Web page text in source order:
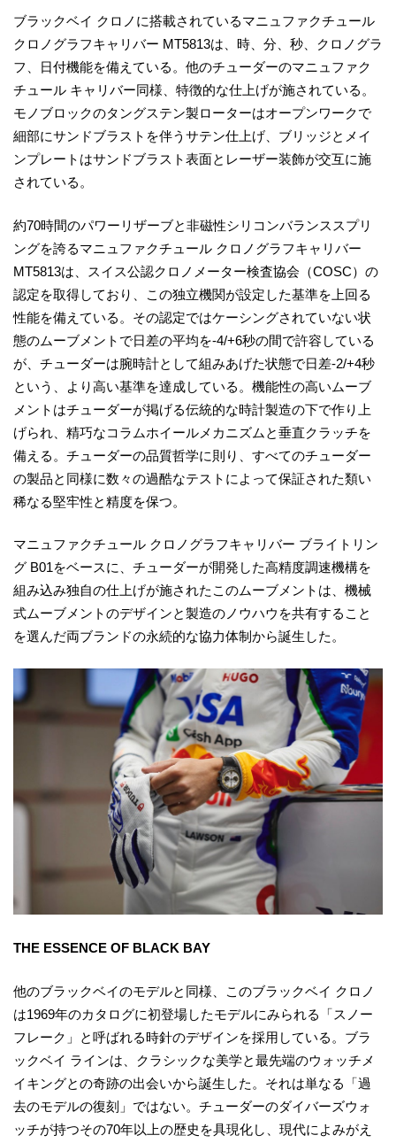
ブラックベイ クロノに搭載されているマニュファクチュール
クロノグラフキャリバー MT5813は、時、分、秒、クロノグラ
フ、日付機能を備えている。他のチューダーのマニュファク
チュール キャリバー同様、特徴的な仕上げが施されている。
モノブロックのタングステン製ローターはオープンワークで
細部にサンドブラストを伴うサテン仕上げ、ブリッジとメイ
ンプレートはサンドブラスト表面とレーザー装飾が交互に施
されている。
約70時間のパワーリザーブと非磁性シリコンバランススプリ
ングを誇るマニュファクチュール クロノグラフキャリバー
MT5813は、スイス公認クロノメーター検査協会（COSC）の
認定を取得しており、この独立機関が設定した基準を上回る
性能を備えている。その認定ではケーシングされていない状
態のムーブメントで日差の平均を-4/+6秒の間で許容している
が、チューダーは腕時計として組みあげた状態で日差-2/+4秒
という、より高い基準を達成している。機能性の高いムーブ
メントはチューダーが掲げる伝統的な時計製造の下で作り上
げられ、精巧なコラムホイールメカニズムと垂直クラッチを
備える。チューダーの品質哲学に則り、すべてのチューダー
の製品と同様に数々の過酷なテストによって保証された類い
稀なる堅牢性と精度を保つ。
マニュファクチュール クロノグラフキャリバー ブライトリン
グ B01をベースに、チューダーが開発した高精度調速機構を
組み込み独自の仕上げが施されたこのムーブメントは、機械
式ムーブメントのデザインと製造のノウハウを共有すること
を選んだ両ブランドの永続的な協力体制から誕生した。
THE ESSENCE OF BLACK BAY
他のブラックベイのモデルと同様、このブラックベイ クロノ
は1969年のカタログに初登場したモデルにみられる「スノー
フレーク」と呼ばれる時針のデザインを採用している。ブラ
ックベイ ラインは、クラシックな美学と最先端のウォッチメ
イキングとの奇跡の出会いから誕生した。それは単なる「過
去のモデルの復刻」ではない。チューダーのダイバーズウォ
ッチが持つその70年以上の歴史を具現化し、現代によみがえ